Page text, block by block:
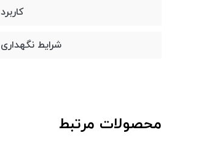
کاربرد
شرایط نگهداری
محصولات مرتبط